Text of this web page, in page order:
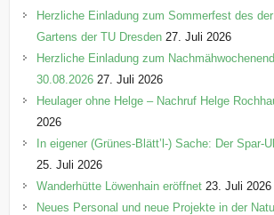
Herzliche Einladung zum Sommerfest des
Gartens der TU Dresden 27. Juli 2026
Herzliche Einladung zum
30.08.2026 27. Juli 2026
Heulager ohne Helge – Nachruf Helge
2026
In eigener (Grünes-Blätt’l-) Sache: Der Spar-
25. Juli 2026
Wanderhütte Löwenhain eröffnet 23. Juli 2026
Neues Personal und neue Projekte in der